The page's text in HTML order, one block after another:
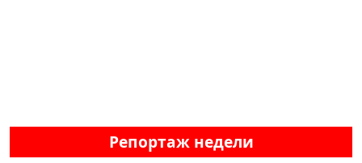
Репортаж недели